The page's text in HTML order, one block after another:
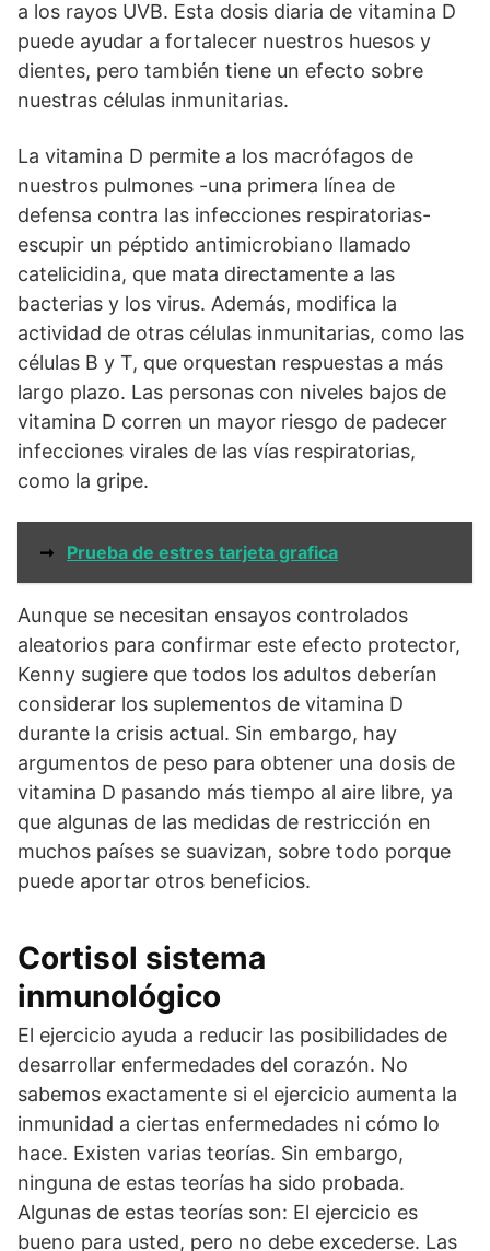
a los rayos UVB. Esta dosis diaria de vitamina D
puede ayudar a fortalecer nuestros huesos y
dientes, pero también tiene un efecto sobre
nuestras células inmunitarias.
La vitamina D permite a los macrófagos de
nuestros pulmones -una primera línea de
defensa contra las infecciones respiratorias-
escupir un péptido antimicrobiano llamado
catelicidina, que mata directamente a las
bacterias y los virus. Además, modifica la
actividad de otras células inmunitarias, como las
células B y T, que orquestan respuestas a más
largo plazo. Las personas con niveles bajos de
vitamina D corren un mayor riesgo de padecer
infecciones virales de las vías respiratorias,
como la gripe.
➞ Prueba de estres tarjeta grafica
Aunque se necesitan ensayos controlados
aleatorios para confirmar este efecto protector,
Kenny sugiere que todos los adultos deberían
considerar los suplementos de vitamina D
durante la crisis actual. Sin embargo, hay
argumentos de peso para obtener una dosis de
vitamina D pasando más tiempo al aire libre, ya
que algunas de las medidas de restricción en
muchos países se suavizan, sobre todo porque
puede aportar otros beneficios.
Cortisol sistema
inmunológico
El ejercicio ayuda a reducir las posibilidades de
desarrollar enfermedades del corazón. No
sabemos exactamente si el ejercicio aumenta la
inmunidad a ciertas enfermedades ni cómo lo
hace. Existen varias teorías. Sin embargo,
ninguna de estas teorías ha sido probada.
Algunas de estas teorías son: El ejercicio es
bueno para usted, pero no debe excederse. Las